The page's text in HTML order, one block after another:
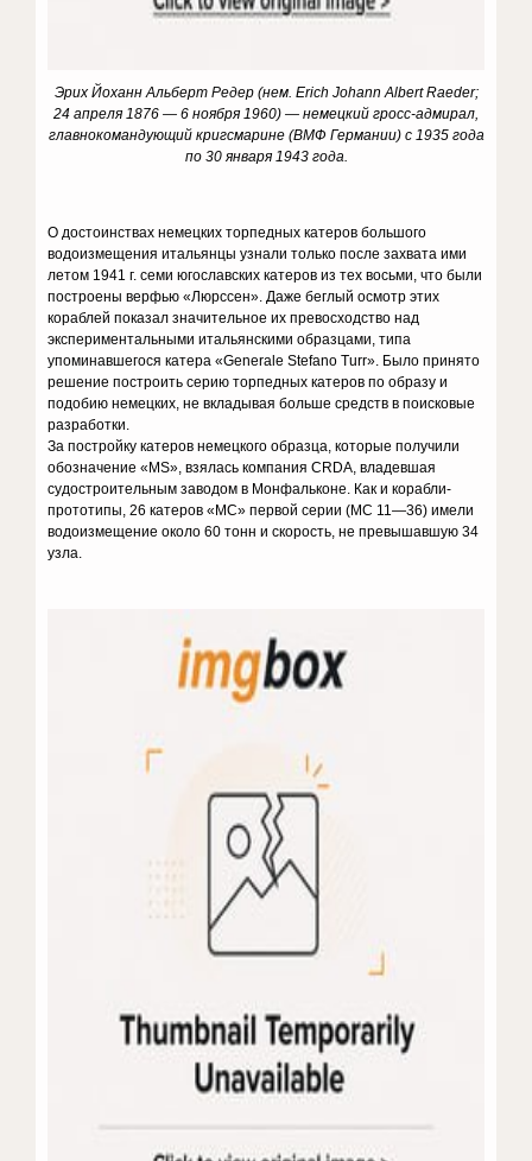
Эрих Йоханн Альберт Редер (нем. Erich Johann Albert Raeder;
24 апреля 1876 — 6 ноября 1960) — немецкий гросс-адмирал,
главнокомандующий кригсмарине (ВМФ Германии) с 1935 года
по 30 января 1943 года.
О достоинствах немецких торпедных катеров большого
водоизмещения итальянцы узнали только после захвата ими
летом 1941 г. семи югославских катеров из тех восьми, что были
построены верфью «Люрссен». Даже беглый осмотр этих
кораблей показал значительное их превосходство над
экспериментальными итальянскими образцами, типа
упоминавшегося катера «Generale Stefano Turr». Было принято
решение построить серию торпедных катеров по образу и
подобию немецких, не вкладывая больше средств в поисковые
разработки.
За постройку катеров немецкого образца, которые получили
обозначение «MS», взялась компания CRDA, владевшая
судостроительным заводом в Монфальконе. Как и корабли-
прототипы, 26 катеров «МС» первой серии (МС 11—36) имели
водоизмещение около 60 тонн и скорость, не превышавшую 34
узла.